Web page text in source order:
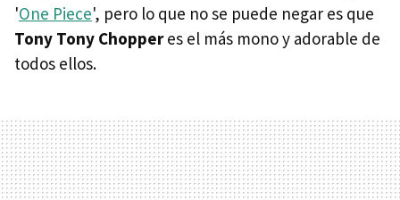
'One Piece', pero lo que no se puede negar es que
Tony Tony Chopperes el más mono y adorable de
todos ellos.